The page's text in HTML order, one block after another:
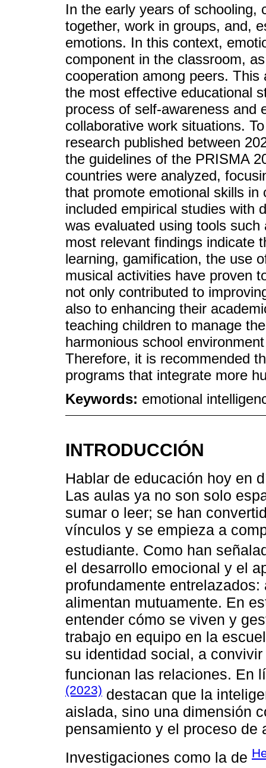
In the early years of schooling,
together, work in groups, and,
emotions. In this context,
component in the classroom,
cooperation among peers.
the most effective educational
process of self-awareness and
collaborative work situations.
research published between
the guidelines of the PRISMA
countries were analyzed,
that promote emotional skills
included empirical studies with
was evaluated using tools
most relevant findings indicate
learning, gamification, the use
musical activities have proven
not only contributed to
also to enhancing their
teaching children to manage
harmonious school
Therefore, it is recommended
programs that integrate more
Keywords: emotional
INTRODUCCIÓN
Hablar de educación hoy en
Las aulas ya no son solo
sumar o leer; se han
vínculos y se empieza a
estudiante. Como han
el desarrollo emocional y el
profundamente
alimentan mutuamente. En
entender cómo se viven y
trabajo en equipo en la
su identidad social, a
funcionan las relaciones. En
(2023) destacan que la
aislada, sino una dimensión
pensamiento y el proceso de
Investigaciones como la de